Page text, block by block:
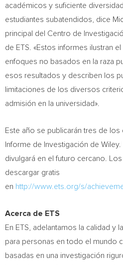
académicos y suficiente
estudiantes subatendidos, dice
principal del Centro de
de ETS. «Estos informes ilustran
enfoques no basados en la raza
esos resultados y describen los
limitaciones de los diversos
admisión en la universidad».
Este año se publicarán tres de
Informe de Investigación de Wiley.
divulgará en el futuro cercano.
descargar gratis
en http://www.ets.org/s/
Acerca de ETS
En ETS, adelantamos la calidad y
para personas en todo el mundo
basadas en una investigación